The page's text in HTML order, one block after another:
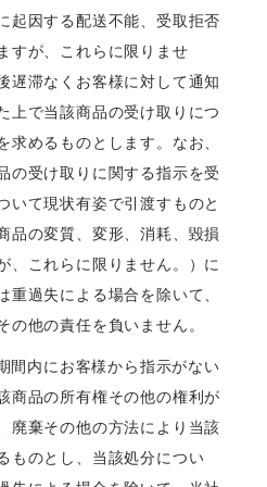
起因する配送不能、受取拒否
すが、これらに限りませ
遅滞なくお客様に対して通知
上で当該商品の受け取りにつ
求めるものとします。なお、
の受け取りに関する指示を受
いて現状有姿で引渡すものと
品の変質、変形、消耗、毀損
、これらに限りません。）に
重過失による場合を除いて、
の他の責任を負いません。
間内にお客様から指示がない
商品の所有権その他の権利が
廃棄その他の方法により当該
ものとし、当該処分につい